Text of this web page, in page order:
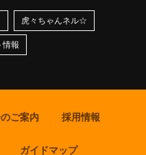
虎々ちゃんネル☆
情報
ご案内 採用情報
ガイドマップ